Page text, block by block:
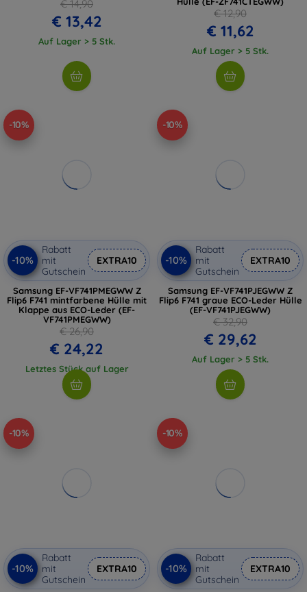
€ 14,90
€ 13,42
Auf Lager > 5 Stk.
€ 12,90
€ 11,62
Auf Lager > 5 Stk.
-10%
-10%
Rabatt
mit
Gutschein
EXTRA10
Samsung EF-VF741PMEGWW Z
Flip6 F741 mintfarbene Hülle mit
Klappe aus ECO-Leder (EF-
VF741PMEGWW)
€ 26,90
€ 24,22
Letztes Stück auf Lager
-10%
-10%
Rabatt
mit
Gutschein
EXTRA10
Samsung EF-VF741PJEGWW Z
Flip6 F741 graue ECO-Leder Hülle
(EF-VF741PJEGWW)
€ 32,90
€ 29,62
Auf Lager > 5 Stk.
-10%
-10%
Rabatt
mit
Gutschein
EXTRA10
-10%
-10%
Rabatt
mit
Gutschein
EXTRA10